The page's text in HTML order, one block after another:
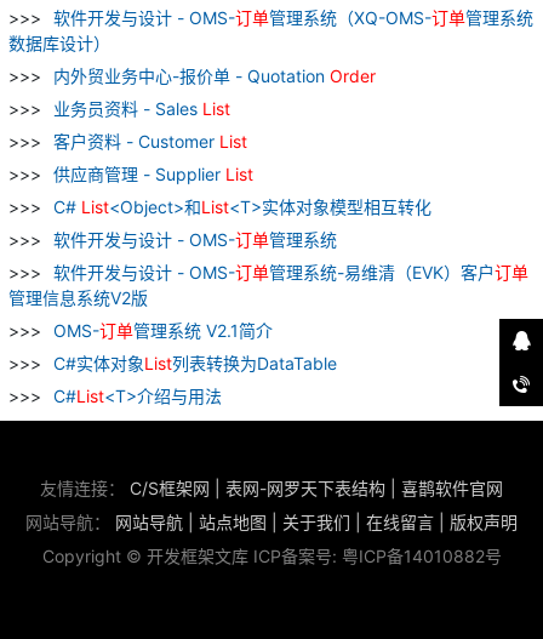
软件开发与设计 - OMS-订单管理系统（XQ-OMS-订单管理系统
数据库设计）
内外贸业务中心-报价单 - Quotation Order
业务员资料 - Sales List
客户资料 - Customer List
供应商管理 - Supplier List
C# List<Object>和List<T>实体对象模型相互转化
软件开发与设计 - OMS-订单管理系统
软件开发与设计 - OMS-订单管理系统-易维清（EVK）客户订单
管理信息系统V2版
OMS-订单管理系统 V2.1简介
C#实体对象List列表转换为DataTable
C#List<T>介绍与用法
友情连接： C/S框架网 表网-网罗天下表结构
喜鹊软件官网
网站导航： 网站导航 站点地图 关于我们 在线留言
版权声明
Copyright © 开发框架文库 ICP备案号: 粤ICP备14010882号